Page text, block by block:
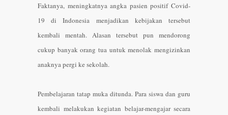
Faktanya, meningkatnya angka pasien positif Covid-
19 di Indonesia menjadikan kebijakan tersebut
kembali mentah. Alasan tersebut pun mendorong
cukup banyak orang tua untuk menolak mengizinkan
anaknya pergi ke sekolah.
Pembelajaran tatap muka ditunda. Para siswa dan guru
kembali melakukan kegiatan belajar-mengajar secara